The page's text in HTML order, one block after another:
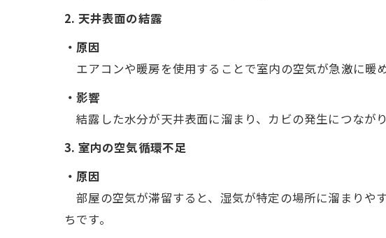
2. 天井表面の結露
・原因
エアコンや暖房を使用することで室内の空気が急激に暖
・影響
結露した水分が天井表面に溜まり、カビの発生につながり
3. 室内の空気循環不足
・原因
部屋の空気が滞留すると、湿気が特定の場所に溜まりや
ちです。